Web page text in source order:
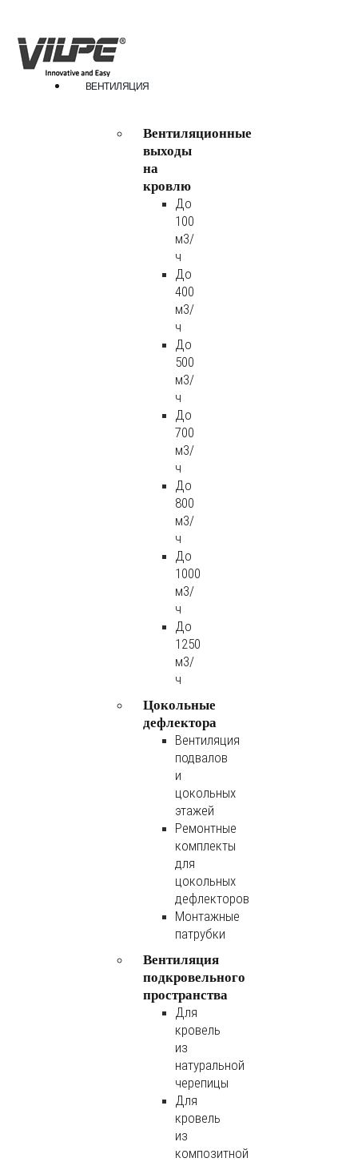
ВЕНТИЛЯЦИЯ
Вентиляционные
выходы
на
кровлю
До
100
м3/
ч
До
400
м3/
ч
До
500
м3/
ч
До
700
м3/
ч
До
800
м3/
ч
До
1000
м3/
ч
До
1250
м3/
ч
Цокольные
дефлектора
Вентиляция
подвалов
и
цокольных
этажей
Ремонтные
комплекты
для
цокольных
дефлекторов
Монтажные
патрубки
Вентиляция
подкровельного
пространства
Для
кровель
из
натуральной
черепицы
Для
кровель
из
композитной